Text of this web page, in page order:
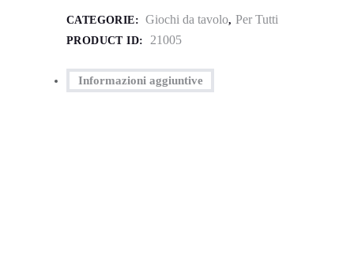
CATEGORIE: Giochi da tavolo, Per Tutti
PRODUCT ID: 21005
Informazioni aggiuntive